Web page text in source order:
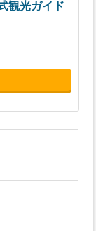
観光ガイド